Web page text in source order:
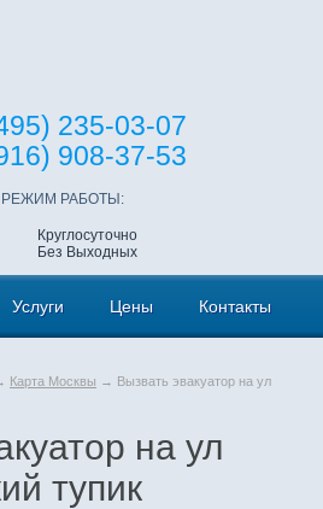
235-03-07
908-37-53
РЕЖИМ РАБОТЫ:
Круглосуточно
Без Выходных
Услуги Цены Контакты
Карта Москвы → Вызвать эвакуатор на ул
на ул
тупик